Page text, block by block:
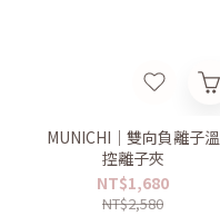
MUNICHI｜雙向負離子溫
控離子夾
NT$1,680
NT$2,580